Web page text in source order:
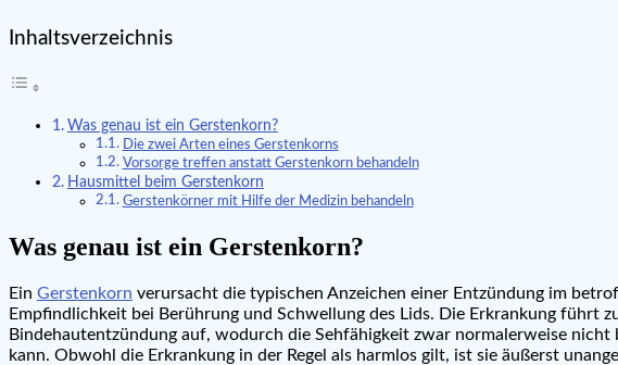
Inhaltsverzeichnis
Was genau ist ein Gerstenkorn?
Die zwei Arten eines Gerstenkorns
Vorsorge treffen anstatt Gerstenkorn behandeln
Hausmittel beim Gerstenkorn
Gerstenkörner mit Hilfe der Medizin behandeln
Was genau ist ein Gerstenkorn?
Ein Gerstenkorn verursacht die typischen Anzeichen einer Entzündung im
Empfindlichkeit bei Berührung und Schwellung des Lids. Die Erkrankung führt
Bindehautentzündung auf, wodurch die Sehfähigkeit zwar normalerweise
kann. Obwohl die Erkrankung in der Regel als harmlos gilt, ist sie äußerst